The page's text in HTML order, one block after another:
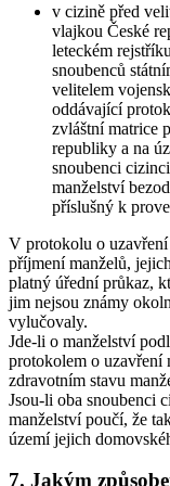
v cizině před
vlajkou České
leteckém
snoubenců
velitelem
oddávající
zvláštní matrice
republiky a na
snoubenci
manželství
příslušný k
V protokolu o uzavření
příjmení manželů,
platný úřední průkaz,
jim nejsou známy
vylučovaly.
Jde-li o manželství
protokolem o uzavření
zdravotním stavu
Jsou-li oba snoubenci
manželství poučí, že
území jejich
7. Jakým